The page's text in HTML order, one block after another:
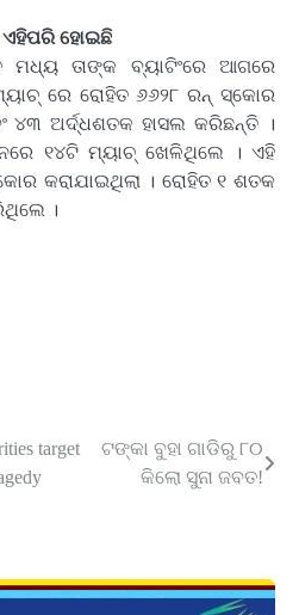
ଏହିପରି ହୋଇଛି
ମଧ୍ୟ ତାଙ୍କ ବ୍ୟାଟିଂରେ ଆଗରେ
ରେ ରୋହିତ ୬୬୨୮ ରନ୍ ସ୍କୋର
୪୩ ଅର୍ଦ୍ଧଶତକ ହାସଲ କରିଛନ୍ତି ।
୧୪ଟି ମ୍ୟାଚ୍ ଖେଳିଥିଲେ । ଏହି
କରାଯାଇଥିଲା । ରୋହିତ ୧ ଶତକ
।
target
ଟଙ୍କା ବୁହା ଗାଡିରୁ ୮୦
କିଲୋ ସୁନା ଜବତ!